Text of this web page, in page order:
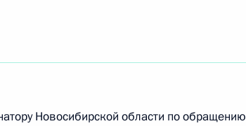
Дмитрием Шальковым в Приёмной
Новосибирской области по